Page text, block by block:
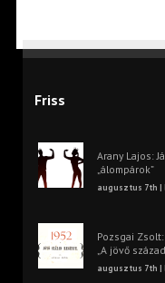
Friss
Arany Lajos:
„álompárok”
augusztus 7th |
Pozsgai
„A jövő
augusztus 7th |